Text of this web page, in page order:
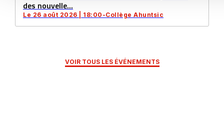
des nouvelle...
Le 26 août 2026 | 18:00-Collège Ahuntsic
VOIR TOUS LES ÉVÉNEMENTS